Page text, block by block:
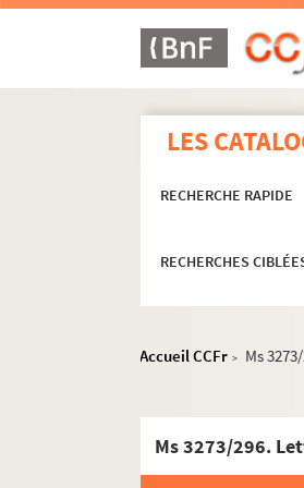
LES
RECHERCHE RAPIDE
RECHERCHES
Accueil CCFr > Ms
Ms 3273/296.
Ms 3273/1 -
Ms 3273/
Ms 3273/
Ms
Ms 3273/
Ms
Ms 3273/
Ms 3273/
Ms
Ms